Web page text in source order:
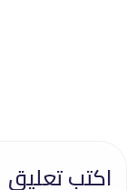
اكتب تعليق